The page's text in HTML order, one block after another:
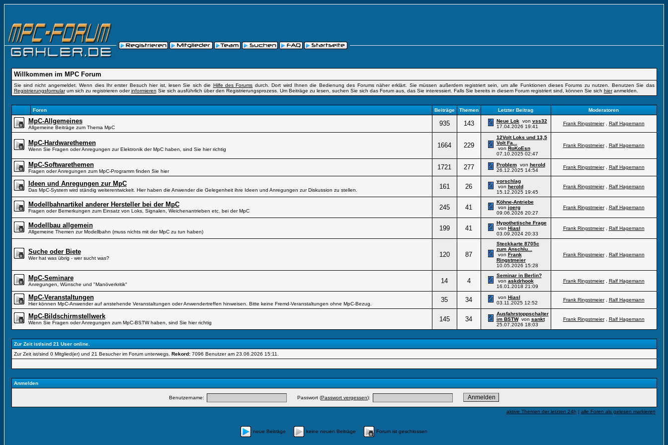
Willkommen im MPC Forum
Sie sind nicht angemeldet. Wenn dies Ihr erster Besuch hier ist, lesen Sie sich die Hilfe des Forums durch. Dort wird Ihnen die Bedienung des Forums näher erklärt. Sie müssen außerdem registriert sein, um alle Funktionen dieses Forums zu nutzen. Benutzen Sie das
Registrierungsformularum sich zu registrieren oderinformieren Sie sich ausführlich über den Registrierungsprozess. Um Beiträge zu lesen, suchen Sie sich das Forum aus, das Sie interessiert. Falls Sie bereits in diesem Forum registriert sind, können Sie sich hieranmelden.
Foren Beiträge Themen Letzter Beitrag Moderatoren
MpC-Allgemeines
Allgemeine Beiträge zum Thema MpC
935 143 Neue Lokvon vss32
17.04.2026 19:41
Frank Ringstmeier, Ralf Hagemann
MpC-Hardwarethemen
Wenn Sie Fragen oder Anregungen zur Elektronik der MpC haben, sind Sie hier richtig
1664 229
12Volt Loks und 13,5
Volt Fa...
von RoKoEsn
07.10.2025 02:47
Frank Ringstmeier, Ralf Hagemann
MpC-Softwarethemen
Fragen oder Anregungen zum MpC-Programm finden Sie hier
1721 277 Problemvon herold
26.12.2025 14:54
Frank Ringstmeier, Ralf Hagemann
Ideen und Anregungen zur MpC
Das MpC-System wird ständig weiterentwickelt. Hier haben die Anwender die Gelegenheit ihre Ideen und Anregungen zur Diskussion zu stellen. 161 26
vorschlag
von herold
15.12.2025 19:45
Frank Ringstmeier, Ralf Hagemann
Modellbahnartikel anderer Hersteller bei der MpC
Fragen oder Bemerkungen zum Einsatz von Loks, Signalen, Weichenantrieben etc. bei der MpC 245 41
Köhne-Antriebe
von joerg
09.06.2026 20:27
Frank Ringstmeier, Ralf Hagemann
Modellbau allgemein
Allgemeine Themen zur Modellbahn (muss nichts mit der MpC zu tun haben) 199 41
Hypothetische Frage
von Hiasl
03.09.2024 20:33
Frank Ringstmeier, Ralf Hagemann
Suche oder Biete
Wer hat was übrig - wer sucht was? 120 87
Steckkarte 8705c
zum Anschlu...
von Frank
Ringstmeier
10.05.2026 15:28
Frank Ringstmeier, Ralf Hagemann
MpC-Seminare
Anregungen, Wünsche und "Manöverkritik" 14 4
Seminar in Berlin?
von askdrhook
16.01.2018 21:09
Frank Ringstmeier, Ralf Hagemann
MpC-Veranstaltungen
Hier können MpC-Anwender auf anstehende Veranstaltungen oder Anwendertreffen hinweisen. Bitte keine Fremd-Veranstaltungen ohne MpC-Bezug.
35 34 von Hiasl
03.11.2025 12:52
Frank Ringstmeier, Ralf Hagemann
MpC-Bildschirmstellwerk
Wenn Sie Fragen oder Anregungen zum MpC-BSTW haben, sind Sie hier richtig 145 34
Ausfahrstoppschalter
im BSTWvon sankt
25.07.2026 18:03
Frank Ringstmeier, Ralf Hagemann
Zur Zeit ist/sind 21 User online.
Zur Zeit ist/sind 0 Mitglied(er) und 21 Besucher im Forum unterwegs. Rekord:7096 Benutzer am 23.06.2026 15:11
Anmelden
Benutzername: Passwort (Passwort vergessen):
aktive Themen der letzten 24h | alle Foren als gelesen markieren
neue Beiträge keine neuen Beiträge Forum ist geschlossen